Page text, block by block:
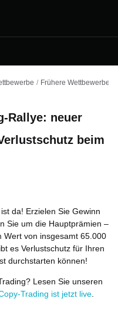
/ Frühere Wettbewerbe
Rallye: neuer
beim
da! Erzielen Sie Gewinn
Sie um die Hauptprämien –
Wert von insgesamt 65.000
es Verlustschutz für Ihren
durchstarten können!
Lesen Sie unseren
Trading ist jetzt live